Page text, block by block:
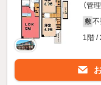
（管
敷
1階 /